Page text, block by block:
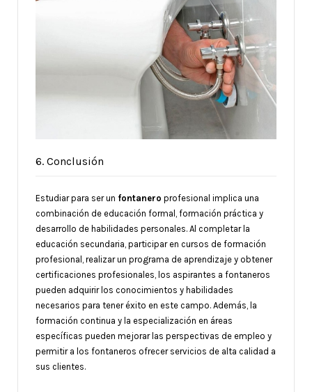
6. Conclusión
Estudiar para ser un fontanero profesional implica una
combinación de educación formal, formación práctica y
desarrollo de habilidades personales. Al completar la
educación secundaria, participar en cursos de formación
profesional, realizar un programa de aprendizaje y obtener
certificaciones profesionales, los aspirantes a fontaneros
pueden adquirir los conocimientos y habilidades
necesarios para tener éxito en este campo. Además, la
formación continua y la especialización en áreas
específicas pueden mejorar las perspectivas de empleo y
permitir a los fontaneros ofrecer servicios de alta calidad a
sus clientes.